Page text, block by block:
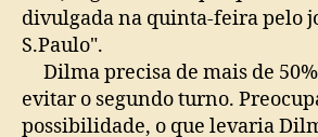
divulgada na quinta-feira pelo
S.Paulo".
Dilma precisa de mais de
evitar o segundo turno.
possibilidade, o que levaria